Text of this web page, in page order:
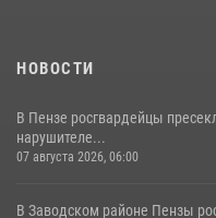
НОВОСТИ
В Пензе росгвардейцы
нарушителе...
07 августа 2026, 06:00
В Заводском районе Пензы